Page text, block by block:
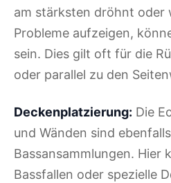
am stärksten dröhnt oder
Probleme aufzeigen,
sein. Dies gilt oft für die
oder parallel zu den
Deckenplatzierung: Die
und Wänden sind
Bassansammlungen. Hier
Bassfallen oder spezielle